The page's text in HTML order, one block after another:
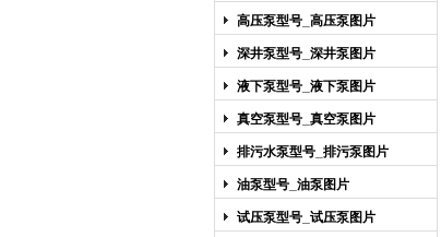
高压泵型号_高压泵图片
深井泵型号_深井泵图片
液下泵型号_液下泵图片
真空泵型号_真空泵图片
排污水泵型号_排污泵图片
油泵型号_油泵图片
试压泵型号_试压泵图片